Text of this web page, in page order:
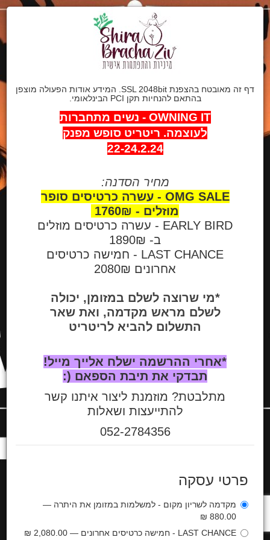
דף זה מאובטח בהצפנת SSL 2048bit. המידע אודות הפעולה מוצפן
בהתאם להנחיות תקן PCI הבינלאומי.
OWNING IT - נשים מתחברות
לעוצמה. ריטריט סופש מפנק
22-24.2.24
מחיר הסדנה:
OMG SALE - עשרה כרטיסים סופר
מוזלים - 1760₪
EARLY BIRD - עשרה כרטיסים מוזלים
ב- 1890₪
LAST CHANCE - חמישה כרטיסים
אחרונים 2080₪
*מי שרוצה לשלם במזומן, יכולה
לשלם מראש מקדמה, ואת שאר
התשלום להביא לריטריט
*אחרי ההרשמה ישלח אלייך מייל!
תבדקי את תיבת הספאם (:
מתלבטת? מוזמנת ליצור איתנו קשר
להתייעצות ושאלות
052-2784356
פרטי עסקה
מקדמה לשריון מקום - למשלמות במזומן את היתרה —
880.00 ₪
LAST CHANCE - חמישה כרטיסים אחרונים — 2,080.00 ₪